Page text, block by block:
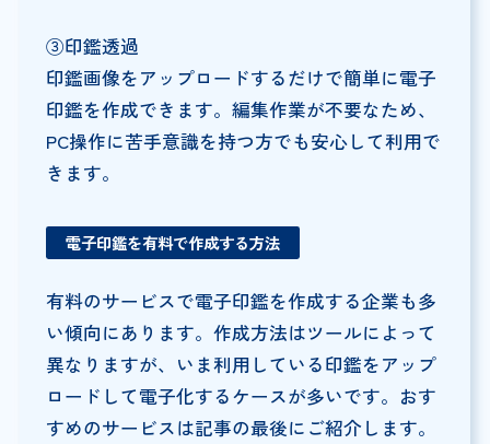
③印鑑透過
印鑑画像をアップロードするだけで簡単に電子
印鑑を作成できます。編集作業が不要なため、
PC操作に苦手意識を持つ方でも安心して利用で
きます。
電子印鑑を有料で作成する方法
有料のサービスで電子印鑑を作成する企業も多
い傾向にあります。作成方法はツールによって
異なりますが、いま利用している印鑑をアップ
ロードして電子化するケースが多いです。おす
すめのサービスは記事の最後にご紹介します。